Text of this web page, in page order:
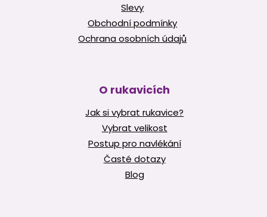
Slevy
Obchodní podmínky
Ochrana osobních údajů
O rukavicích
Jak si vybrat rukavice?
Vybrat velikost
Postup pro navlékání
Časté dotazy
Blog